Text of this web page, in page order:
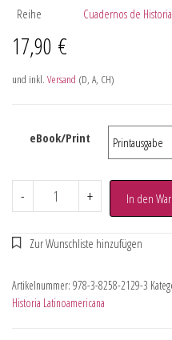
Reihe
Cuadernos de
17,90 €
und inkl. Versand (D, A, CH)
eBook/Print
- + In den
Artikelnummer: 978-3-8258-2129-3
Historia Latinoamericana